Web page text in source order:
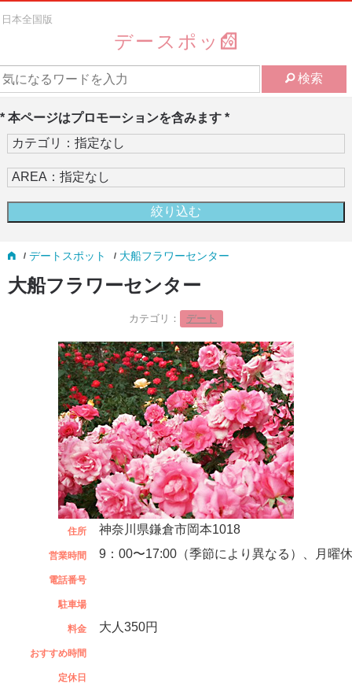
日本全国版
デースポッ
検索
* 本ページはプロモーションを含みます *
デートスポット 大船フラワーセンター
大船フラワーセンター
カテゴリ： デート
住所 神奈川県鎌倉市岡本1018
営業時間 9：00〜17:00（季節により異なる）、月曜休
電話番号
駐車場
料金 大人350円
おすすめ時間
定休日